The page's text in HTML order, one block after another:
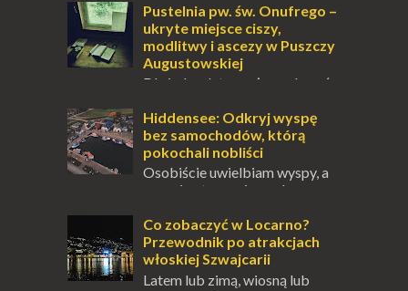
Pustelnia pw. św. Onufrego –
ukryte miejsce ciszy,
modlitwy i ascezy w Puszczy
Augustowskiej
Dla jednych to może wydawać
przetrwania lub romantycznym życiem. Dla
innych to nieustanne przebywanie z B...
Hiddensee: Odkryj wyspę
bez samochodów, którą
pokochali nobliści
Osobiście uwielbiam wyspy, a
uczucie otoczenia wodą
pośrodku Bałtyku? To zawsze brzmi jak
doskonał...
Co zobaczyć w Locarno?
Przewodnik po atrakcjach
włoskiej Szwajcarii
Latem lub zimą, wiosną lub